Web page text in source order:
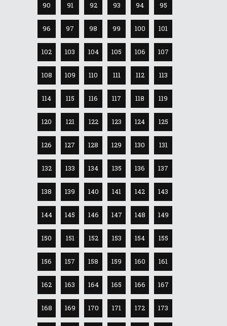
90 91 92 93 94 95
96 97 98 99 100 101
102 103 104 105 106 107
108 109 110 111 112 113
114 115 116 117 118 119
120 121 122 123 124 125
126 127 128 129 130 131
132 133 134 135 136 137
138 139 140 141 142 143
144 145 146 147 148 149
150 151 152 153 154 155
156 157 158 159 160 161
162 163 164 165 166 167
168 169 170 171 172 173